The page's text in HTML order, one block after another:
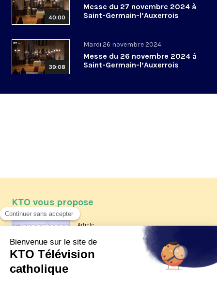
40:00
Messe du 27 novembre 2024 à
Saint-Germain-l’Auxerrois
39:08
Mardi 26 novembre 2024
Messe du 26 novembre 2024 à
Saint-Germain-l’Auxerrois
KTO vous propose
Article
Les reportages d'été 2026 de KTO